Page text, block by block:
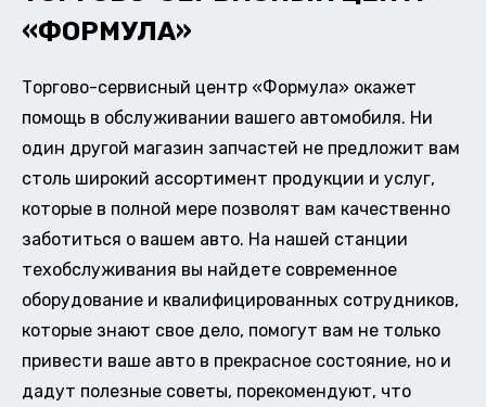
«ФОРМУЛА»
Торгово-сервисный центр «Формула» окажет
помощь в обслуживании вашего автомобиля. Ни
один другой магазин запчастей не предложит вам
столь широкий ассортимент продукции и услуг,
которые в полной мере позволят вам качественно
заботиться о вашем авто. На нашей станции
техобслуживания вы найдете современное
оборудование и квалифицированных сотрудников,
которые знают свое дело, помогут вам не только
привести ваше авто в прекрасное состояние, но и
дадут полезные советы, порекомендуют, что